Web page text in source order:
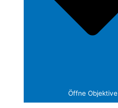
Öffne Objektive